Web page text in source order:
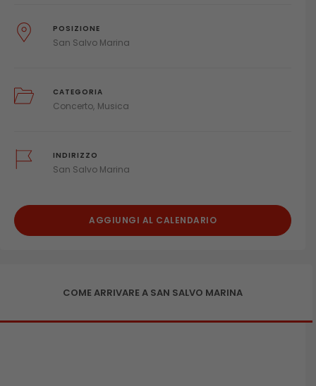
POSIZIONE
San Salvo Marina
CATEGORIA
Concerto Musica
INDIRIZZO
San Salvo Marina
AGGIUNGI AL CALENDARIO
COME ARRIVARE A SAN SALVO MARINA